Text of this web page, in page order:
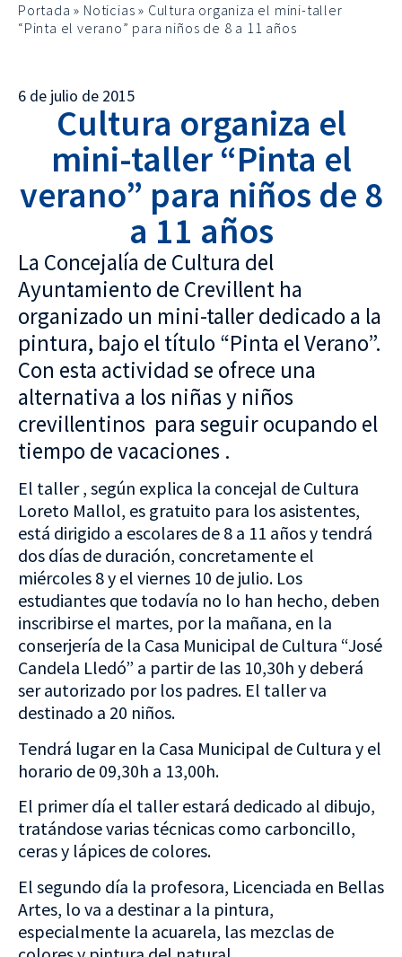
Portada » Noticias » Cultura organiza el mini-taller
“Pinta el verano” para niños de 8 a 11 años
6 de julio de 2015
Cultura organiza el
mini-taller “Pinta el
verano” para niños de 8
a 11 años
La Concejalía de Cultura del
Ayuntamiento de Crevillent ha
organizado un mini-taller dedicado a la
pintura, bajo el título “Pinta el Verano”.
Con esta actividad se ofrece una
alternativa a los niñas y niños
crevillentinos para seguir ocupando el
tiempo de vacaciones .
El taller , según explica la concejal de Cultura
Loreto Mallol, es gratuito para los asistentes,
está dirigido a escolares de 8 a 11 años y tendrá
dos días de duración, concretamente el
miércoles 8 y el viernes 10 de julio. Los
estudiantes que todavía no lo han hecho, deben
inscribirse el martes, por la mañana, en la
conserjería de la Casa Municipal de Cultura “José
Candela Lledó” a partir de las 10,30h y deberá
ser autorizado por los padres. El taller va
destinado a 20 niños.
Tendrá lugar en la Casa Municipal de Cultura y el
horario de 09,30h a 13,00h.
El primer día el taller estará dedicado al dibujo,
tratándose varias técnicas como carboncillo,
ceras y lápices de colores.
El segundo día la profesora, Licenciada en Bellas
Artes, lo va a destinar a la pintura,
especialmente la acuarela, las mezclas de